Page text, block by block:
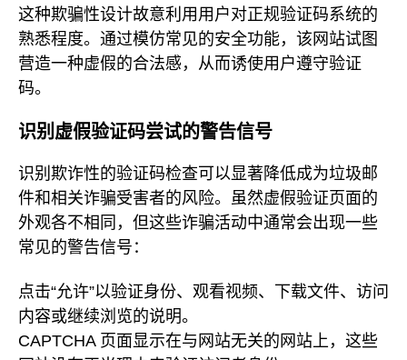
这种欺骗性设计故意利用用户对正规验证码系统的
熟悉程度。通过模仿常见的安全功能，该网站试图
营造一种虚假的合法感，从而诱使用户遵守验证
码。
识别虚假验证码尝试的警告信号
识别欺诈性的验证码检查可以显著降低成为垃圾邮
件和相关诈骗受害者的风险。虽然虚假验证页面的
外观各不相同，但这些诈骗活动中通常会出现一些
常见的警告信号：
点击“允许”以验证身份、观看视频、下载文件、访问
内容或继续浏览的说明。
CAPTCHA 页面显示在与网站无关的网站上，这些